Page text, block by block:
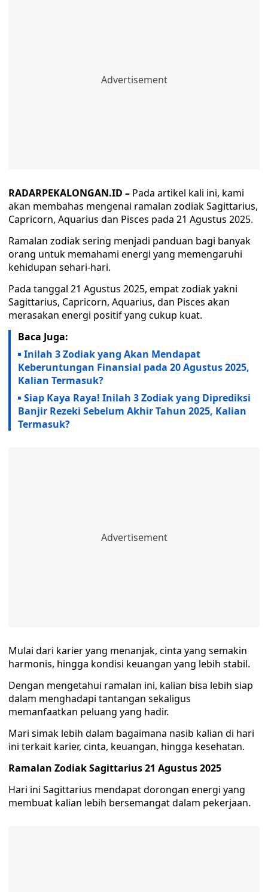
RADARPEKALONGAN.ID – Pada artikel kali ini, kami
akan membahas mengenai ramalan zodiak Sagittarius,
Capricorn, Aquarius dan Pisces pada 21 Agustus 2025.
Ramalan zodiak sering menjadi panduan bagi banyak
orang untuk memahami energi yang memengaruhi
kehidupan sehari-hari.
Pada tanggal 21 Agustus 2025, empat zodiak yakni
Sagittarius, Capricorn, Aquarius, dan Pisces akan
merasakan energi positif yang cukup kuat.
Baca Juga:
Inilah 3 Zodiak yang Akan Mendapat
Keberuntungan Finansial pada 20 Agustus 2025,
Kalian Termasuk?
Siap Kaya Raya! Inilah 3 Zodiak yang Diprediksi
Banjir Rezeki Sebelum Akhir Tahun 2025, Kalian
Termasuk?
Mulai dari karier yang menanjak, cinta yang semakin
harmonis, hingga kondisi keuangan yang lebih stabil.
Dengan mengetahui ramalan ini, kalian bisa lebih siap
dalam menghadapi tantangan sekaligus
memanfaatkan peluang yang hadir.
Mari simak lebih dalam bagaimana nasib kalian di hari
ini terkait karier, cinta, keuangan, hingga kesehatan.
Ramalan Zodiak Sagittarius 21 Agustus 2025
Hari ini Sagittarius mendapat dorongan energi yang
membuat kalian lebih bersemangat dalam pekerjaan.